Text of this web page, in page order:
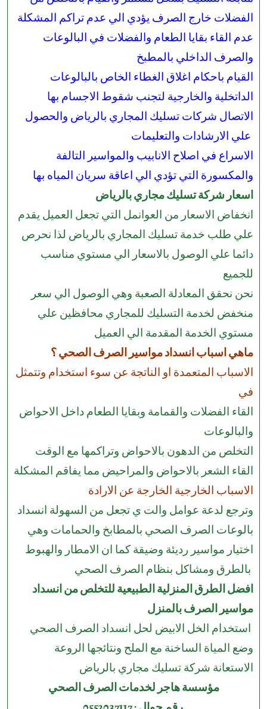
الفضلات خارج الصرف يؤدي الي عدم تراكم المشكلة
عدم القاء بقايا الطعام والفضلات في البالوعات
والصرف الداخلي بالمطبخ
القيام باحكام اغلاق الغطاء الخاص بالبالوعات
الداتخلية والخارجية لتجنب شقوط الاجسام بها
الاتصال شركات تسليك المجاري بالرياض والحصول
الاسراع في اصلاح الانابيب والمواسير التالفة
والمكسورة التي تؤدي الي اعاقة سريان المياه بها
اسعار شركة تسليك مجاري بالرياض
انخفاض الاسعار من العوانمل التي تجعل العميل يقدم
علي طلب خدمة تسليك المجاري بالرياض لذا نحرص
دائما علي الوصول بالاسعار الي مستوي مناسب
للجميع
نحن نحقق المعادلة الصعبة وهي الوصول الي سعر
منخفض لخدمة التسليك للمجاري محافظين علي
مستوي الخدمة المقدمة الي العميل
ماهي اسباب انسداد مواسير الصرف الصحي ؟
الاسباب المتعمدة او الناتجة عن سوء استخدام وتتمثل
في
القاء الفضلات والقمامة وبقايا الطعام داخل الاحواض
والبالوعات
التخلص من الدهون بالاحواض وتراكمها مع الوقت
القاء الشعر بالاحواض والمراحيض مما يفاقم المشكلة
الاسباب الخارجية الخارجة عن الارادة
وترجع لدعة عوامل والت ي تجعل من السهولة انسداد
بالوعات الصرف الصحي بالمطابخ والحمامات وهي
اختيار مواسير رديئة وضيقة كما ان الامطار والهبوط
مواسير الصرف بالمنزل
وضع المياة الساخنة مع الملح ونتائجها الروعة
الاستعانة شركة تسليك مجاري بالرياض
مؤسسة هاجر لخدمات الصرف الصحي